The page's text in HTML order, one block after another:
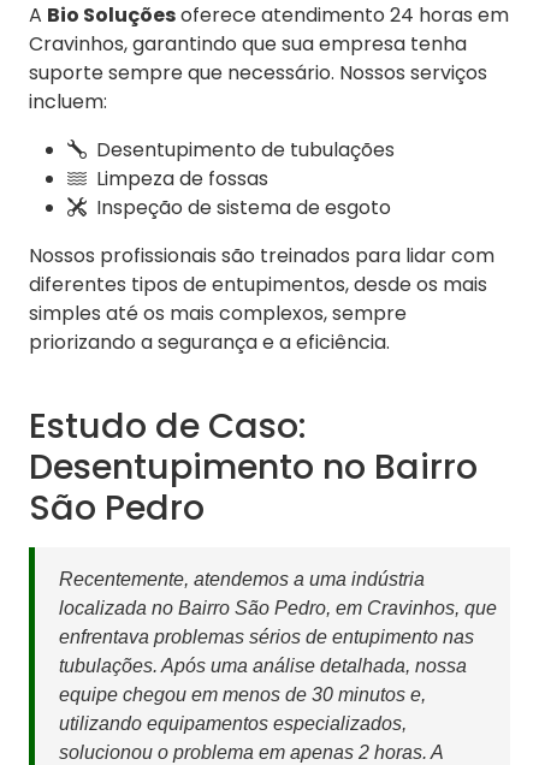
A Bio Soluçõesoferece atendimento 24 horas em
Cravinhos, garantindo que sua empresa tenha
suporte sempre que necessário. Nossos serviços
incluem:
Desentupimento de tubulações
Limpeza de fossas
Inspeção de sistema de esgoto
Nossos profissionais são treinados para lidar com
diferentes tipos de entupimentos, desde os mais
simples até os mais complexos, sempre
priorizando a segurança e a eficiência.
Estudo de Caso:
Desentupimento no Bairro
São Pedro
Recentemente, atendemos a uma indústria
localizada no Bairro São Pedro, em Cravinhos, que
enfrentava problemas sérios de entupimento nas
tubulações. Após uma análise detalhada, nossa
equipe chegou em menos de 30 minutos e,
utilizando equipamentos especializados,
solucionou o problema em apenas 2 horas. A